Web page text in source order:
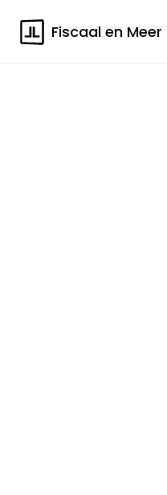
Fiscaal en Meer